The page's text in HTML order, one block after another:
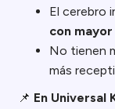
El cerebro
con
No tienen
más
📌 En Universal